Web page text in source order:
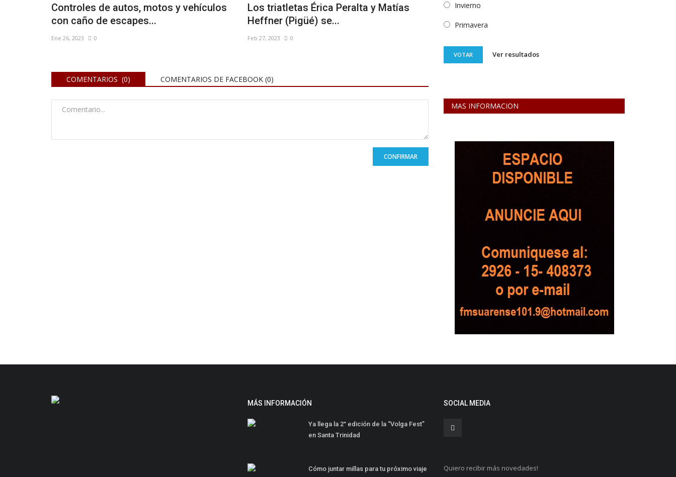
Controles de autos, motos y vehículos
con caño de escapes...
Ene 26, 2023 0
Los triatletas Érica Peralta y Matías
Heffner (Pigüé) se...
Feb 27, 2023 0
COMENTARIOS (0) COMENTARIOS DE FACEBOOK (0)
CONFIRMAR
Invierno
Primavera
VOTAR Ver resultados
MAS INFORMACION
MÁS INFORMACIÓN
Ya llega la 2° edición de la “Volga Fest”
en Santa Trinidad
Cómo juntar millas para tu próximo viaje
SOCIAL MEDIA
Quiero recibir más novedades!